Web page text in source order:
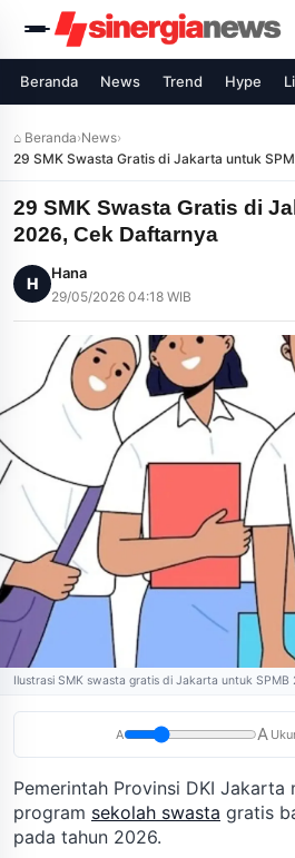
Beranda News Trend Hype
⌂ Beranda›News›
29 SMK Swasta Gratis di Jakarta untuk
29 SMK Swasta Gratis di
2026, Cek Daftarnya
H
Hana
29/05/2026 04:18 WIB
Ilustrasi SMK swasta gratis di Jakarta untuk SPMB
A A
Pemerintah Provinsi DKI Jakarta
program sekolah swasta gratis
pada tahun 2026.